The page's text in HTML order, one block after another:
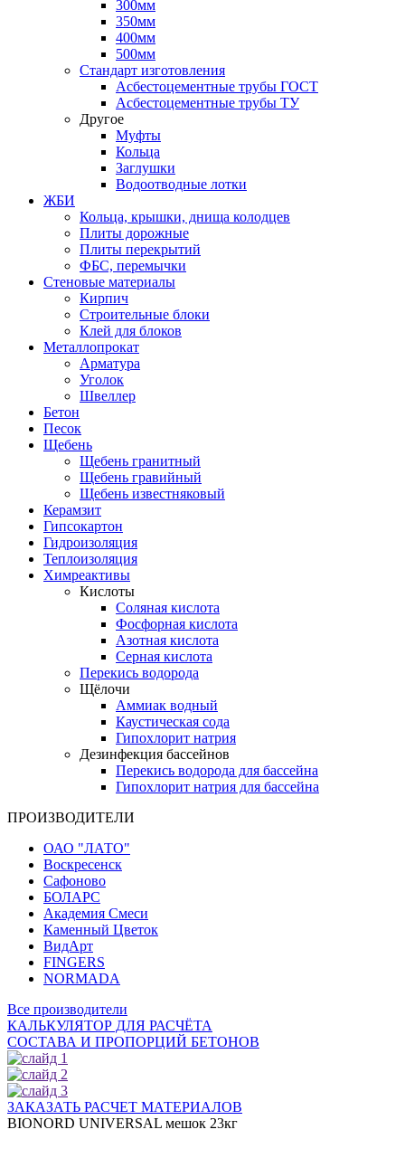
300мм
350мм
400мм
500мм
Стандарт изготовления
Асбестоцементные трубы ГОСТ
Асбестоцементные трубы ТУ
Другое
Муфты
Кольца
Заглушки
Водоотводные лотки
ЖБИ
Кольца, крышки, днища колодцев
Плиты дорожные
Плиты перекрытий
ФБС, перемычки
Стеновые материалы
Кирпич
Строительные блоки
Клей для блоков
Металлопрокат
Арматура
Уголок
Швеллер
Бетон
Песок
Щебень
Щебень гранитный
Щебень гравийный
Щебень известняковый
Керамзит
Гипсокартон
Гидроизоляция
Теплоизоляция
Химреактивы
Кислоты
Соляная кислота
Фосфорная кислота
Азотная кислота
Серная кислота
Перекись водорода
Щёлочи
Аммиак водный
Каустическая сода
Гипохлорит натрия
Дезинфекция бассейнов
Перекись водорода для бассейна
Гипохлорит натрия для бассейна
ПРОИЗВОДИТЕЛИ
ОАО "ЛАТО"
Воскресенск
Сафоново
БОЛАРС
Академия Смеси
Каменный Цветок
ВидАрт
FINGERS
NORMADA
Все производители
КАЛЬКУЛЯТОР ДЛЯ РАСЧЁТА
СОСТАВА И ПРОПОРЦИЙ БЕТОНОВ
ЗАКАЗАТЬ РАСЧЕТ МАТЕРИАЛОВ
BIONORD UNIVERSAL мешок 23кг